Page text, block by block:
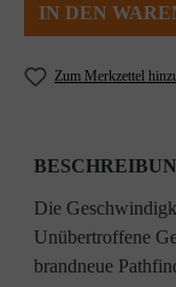
IN DEN
Zum Merkzettel
Die
Unübertroffene
brandneue